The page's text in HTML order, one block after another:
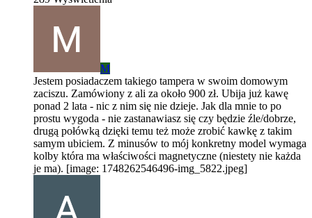
M
Jestem posiadaczem takiego tampera w swoim domowym
zaciszu. Zamówiony z ali za około 900 zł. Ubija już kawę
ponad 2 lata - nic z nim się nie dzieje. Jak dla mnie to po
prostu wygoda - nie zastanawiasz się czy będzie źle/dobrze,
drugą połówką dzięki temu też może zrobić kawkę z takim
samym ubiciem. Z minusów to mój konkretny model wymaga
kolby która ma właściwości magnetyczne (niestety nie każda
je ma). [image: 1748262546496-img_5822.jpeg]